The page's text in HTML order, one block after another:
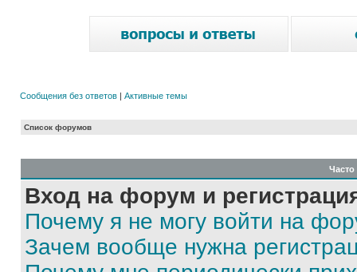
Сообщения без ответов | Активные темы
Список форумов
Вход на форум и
Почему я не могу войти на
Зачем вообще нужна